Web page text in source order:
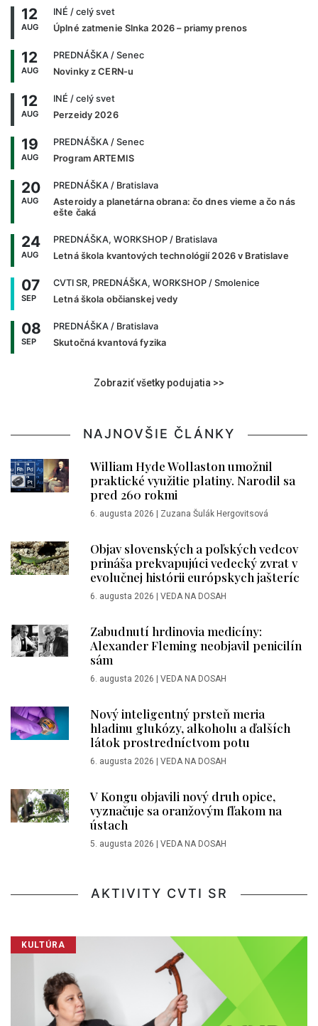
12
AUG
INÉ / celý svet
Úplné zatmenie Slnka 2026 – priamy prenos
12
AUG
PREDNÁŠKA / Senec
Novinky z CERN-u
12
AUG
INÉ / celý svet
Perzeidy 2026
19
AUG
PREDNÁŠKA / Senec
Program ARTEMIS
20
AUG
PREDNÁŠKA / Bratislava
Asteroidy a planetárna obrana: čo dnes vieme a čo nás
ešte čaká
24
AUG
PREDNÁŠKA, WORKSHOP / Bratislava
Letná škola kvantových technológií 2026 v Bratislave
07
SEP
CVTI SR, PREDNÁŠKA, WORKSHOP / Smolenice
Letná škola občianskej vedy
08
SEP
PREDNÁŠKA / Bratislava
Skutočná kvantová fyzika
Zobraziť všetky podujatia >>
NAJNOVŠIE ČLÁNKY
William Hyde Wollaston umožnil
praktické využitie platiny. Narodil sa
pred 260 rokmi
6. augusta 2026 Zuzana Šulák Hergovitsová
Objav slovenských a poľských vedcov
prináša prekvapujúci vedecký zvrat v
evolučnej histórii európskych jašteríc
6. augusta 2026 VEDA NA DOSAH
Zabudnutí hrdinovia medicíny:
Alexander Fleming neobjavil penicilín
sám
6. augusta 2026 VEDA NA DOSAH
Nový inteligentný prsteň meria
hladinu glukózy, alkoholu a ďalších
látok prostredníctvom potu
6. augusta 2026 VEDA NA DOSAH
V Kongu objavili nový druh opice,
vyznačuje sa oranžovým fľakom na
ústach
5. augusta 2026 VEDA NA DOSAH
AKTIVITY CVTI SR
KULTÚRA